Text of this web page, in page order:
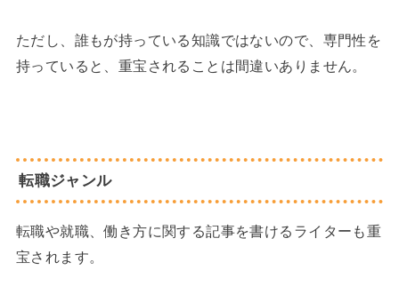
ただし、誰もが持っている知識ではないので、専門性を
持っていると、重宝されることは間違いありません。
転職ジャンル
転職や就職、働き方に関する記事を書けるライターも重
宝されます。